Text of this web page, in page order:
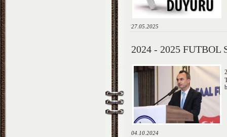
27.05.2025
2024 - 2025
04.10.2024